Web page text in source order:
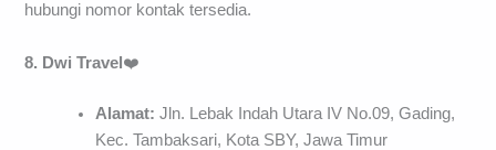
hubungi nomor kontak tersedia.
8. Dwi Travel ❤️
Alamat: Jln. Lebak Indah Utara IV No.09, Gading,
Kec. Tambaksari, Kota SBY, Jawa Timur